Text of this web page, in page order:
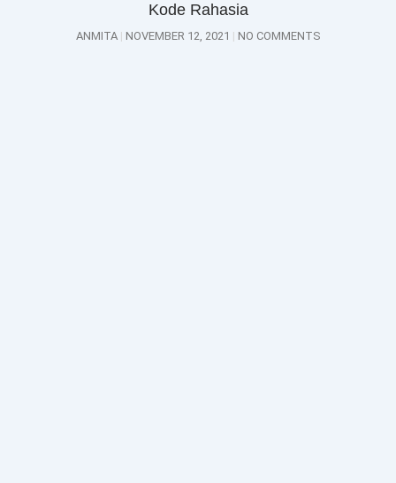
Kode Rahasia
ANMITA NOVEMBER 12, 2021 NO COMMENTS